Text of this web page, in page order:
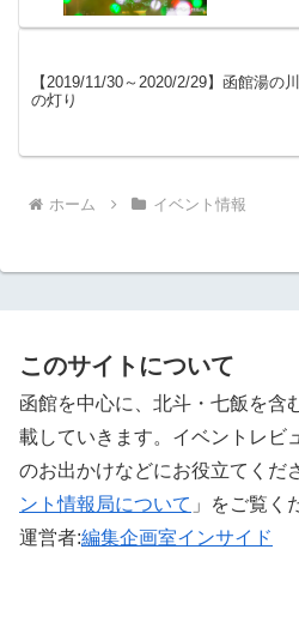
【2019/11/30～2020/2/29】函館湯の
の灯り
ホーム イベント情報
このサイトについて
函館を中心に、北斗・七飯を含
載していきます。イベントレビ
のお出かけなどにお役立てくだ
ント情報局について 」をご覧く
運営者:編集企画室インサイド